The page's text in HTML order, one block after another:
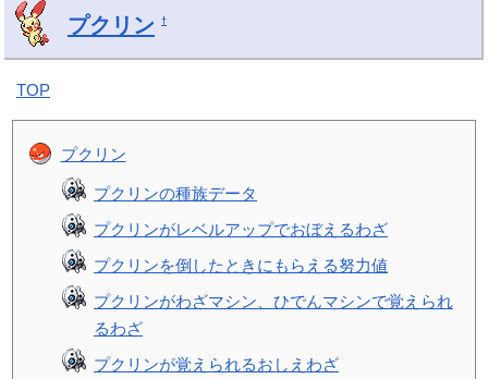
プクリン †
TOP
プクリン
プクリンの種族データ
プクリンがレベルアップでおぼえるわざ
プクリンを倒したときにもらえる努力値
プクリンがわざマシン、ひでんマシンで覚えられ
るわざ
プクリンが覚えられるおしえわざ